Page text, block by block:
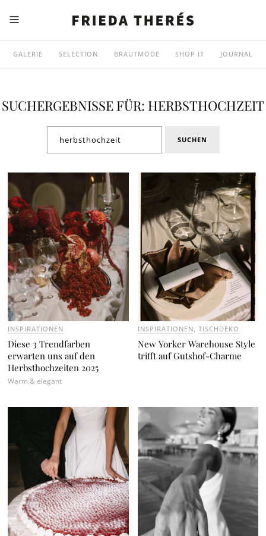
GALERIE SELECTION BRAUTMODE SHOP IT JOURNAL
SUCHERGEBNISSE FÜR: HERBSTHOCHZEIT
INSPIRATIONEN
Diese 3 Trendfarben
erwarten uns auf den
Herbsthochzeiten 2025
Warm & elegant
INSPIRATIONEN TISCHDEKO
New Yorker Warehouse Style
trifft auf Gutshof-Charme